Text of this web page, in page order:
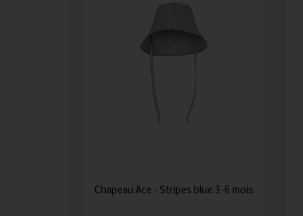
Chapeau Ace - Stripes blue 3-6 mois